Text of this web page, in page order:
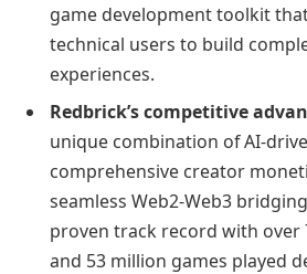
game development toolkit
technical users to build
experiences.
Redbrick’s competitive
unique combination of AI-
comprehensive creator
seamless Web2-Web3
proven track record with over
and 53 million games played